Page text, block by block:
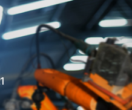
공지사항
홍보영상
견적요청